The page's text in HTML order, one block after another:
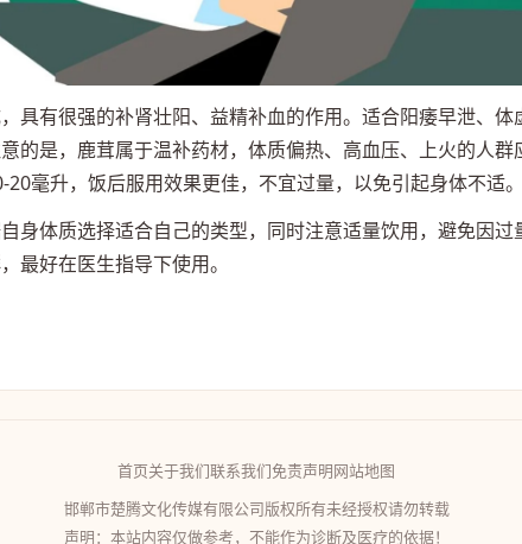
具有很强的补肾壮阳、益精补血的作用。适合阳痿早泄、体
的是，鹿茸属于温补药材，体质偏热、高血压、上火的人群
毫升，饭后服用效果更佳，不宜过量，以免引起身体不适。
身体质选择适合自己的类型，同时注意适量饮用，避免因过
最好在医生指导下使用。
首页关于我们联系我们免责声明网站地图
邯郸市楚腾文化传媒有限公司版权所有未经授权请勿转载
声明：本站内容仅做参考，不能作为诊断及医疗的依据！